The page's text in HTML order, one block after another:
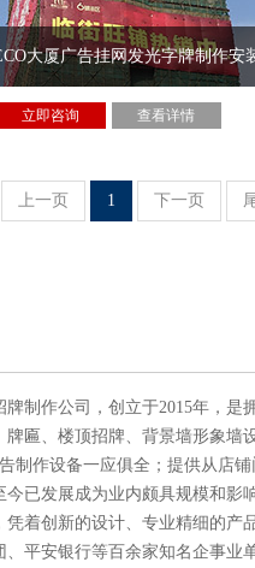
大厦广告挂网发光字牌制作安
立即咨询 查看详情
上一页 1 下一页
制作公司，创立于2015年，
牌匾、楼顶招牌、背景墙形象墙
制作设备一应俱全；提供从店
已发展成为业内颇具规模和影
创新的设计、专业精细的产
平安银行等百余家知名企事业